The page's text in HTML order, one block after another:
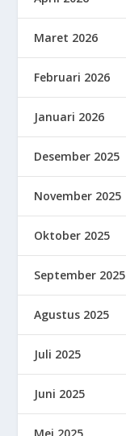
Maret 2026
Februari 2026
Januari 2026
Desember 2025
November 2025
Oktober 2025
September 2025
Agustus 2025
Juli 2025
Juni 2025